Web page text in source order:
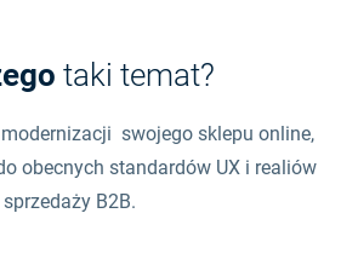
taki temat?
swojego sklepu online,
obecnych standardów UX i realiów
sprzedaży B2B.